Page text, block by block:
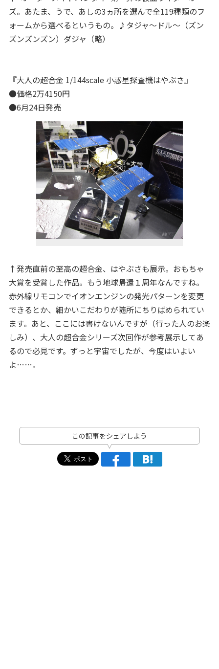
ズ。あたま、うで、あしの3ヵ所を選んで全119種類のフ
ォームから選べるというもの。♪タジャ～ドル～（ズン
ズンズンズン）ダジャ（略）
『大人の超合金 1/144scale 小惑星探査機はやぶさ』
●価格2万4150円
●6月24日発売
↑発売直前の至高の超合金、はやぶさも展示。おもちゃ
大賞を受賞した作品。もう地球帰還１周年なんですね。
赤外線リモコンでイオンエンジンの発光パターンを変更
できるとか、細かいこだわりが随所にちりばめられてい
ます。あと、ここには書けないんですが（行った人のお楽
しみ）、大人の超合金シリーズ次回作が参考展示してあ
るので必見です。ずっと宇宙でしたが、今度はいよい
よ……。
この記事をシェアしよう